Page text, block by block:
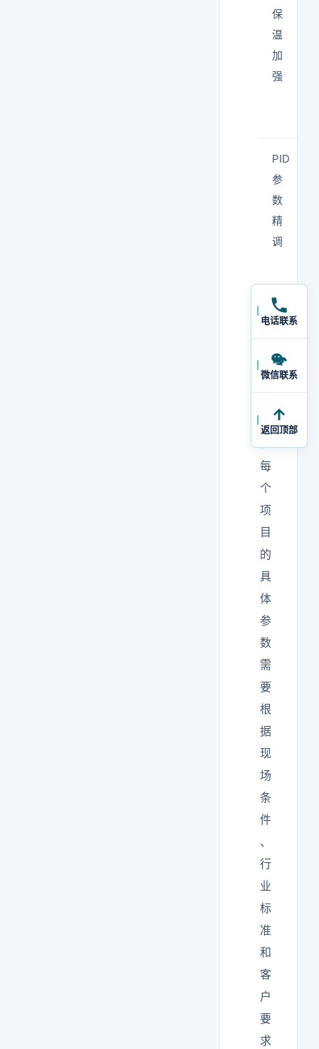
保
温
加
强
PID
参
数
精
调
作
议
：
每
个
项
目
的
具
体
参
数
需
要
根
据
现
场
条
件
、
行
业
标
准
和
客
户
要
求
电话联系
微信联系
返回顶部